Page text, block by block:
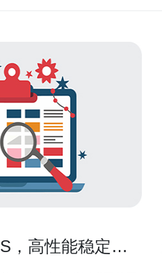
，高性能稳定可